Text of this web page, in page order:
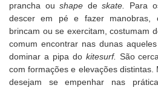
prancha oushape deskate.
Para
descer em pé e fazer manobras,
brincam ou se exercitam, costumam
comum encontrar nas dunas
dominar a pipa do kitesurf. São
com formações e elevações
desejam se empenhar nas